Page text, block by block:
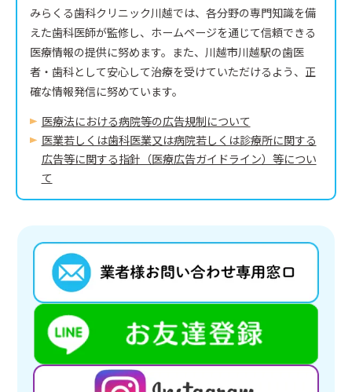
みらくる歯科クリニック川越では、各分野の専門知識を備
えた歯科医師が監修し、ホームページを通じて信頼できる
医療情報の提供に努めます。また、川越市川越駅の歯医
者・歯科として安心して治療を受けていただけるよう、正
確な情報発信に努めています。
医療法における病院等の広告規制について
医業若しくは⻭科医業⼜は病院若しくは診療所に関する
広告等に関する指針（医療広告ガイドライン）等につい
て